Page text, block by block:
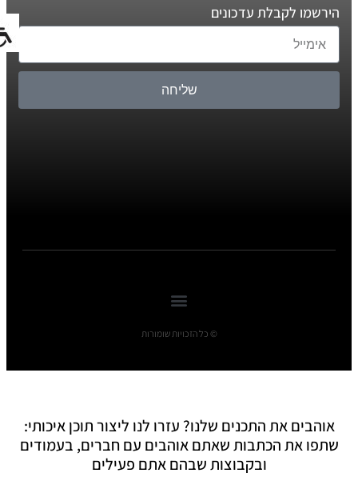
הירשמו לקבלת עדכונים
שליחה
© כל הזכויות שומורות
אוהבים את התכנים שלנו? עזרו לנו ליצור תוכן איכותי:
שתפו את הכתבות שאתם אוהבים עם חברים, בעמודים
ובקבוצות שבהם אתם פעילים